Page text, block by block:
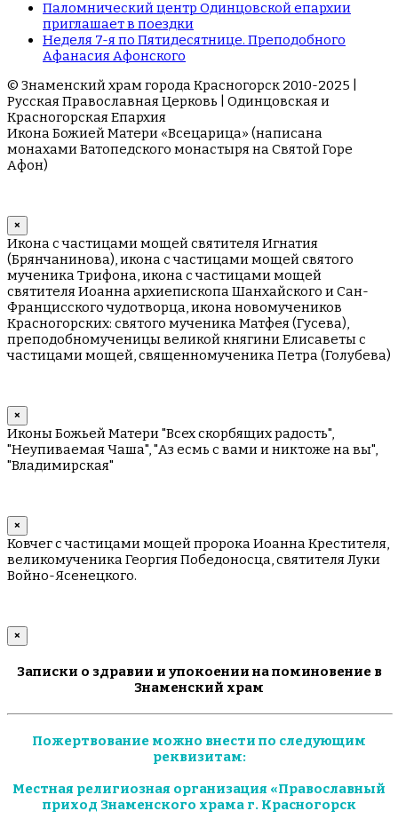
Паломнический центр Одинцовской епархии
приглашает в поездки
Неделя 7-я по Пятидесятнице. Преподобного
Афанасия Афонского
© Знаменский храм города Красногорск 2010-2025 |
Русская Православная Церковь | Одинцовская и
Красногорская Епархия
Икона Божией Матери «Всецарица» (написана
монахами Ватопедского монастыря на Cвятой Горе
Афон)
×
Икона с частицами мощей святителя Игнатия
(Брянчанинова), икона с частицами мощей святого
мученика Трифона, икона с частицами мощей
святителя Иоанна архиепископа Шанхайского и Сан-
Францисского чудотворца, икона новомучеников
Красногорских: святого мученика Матфея (Гусева),
преподобномученицы великой княгини Елисаветы с
частицами мощей, священномученика Петра (Голубева)
×
Иконы Божьей Матери "Всех скорбящих радость",
"Неупиваемая Чаша", "Аз есмь с вами и никтоже на вы",
"Владимирская"
×
Ковчег с частицами мощей пророка Иоанна Крестителя,
великомученика Георгия Победоносца, святителя Луки
Войно-Ясенецкого.
×
Записки о здравии и упокоении на поминовение в
Знаменский храм
Пожертвование можно внести по следующим
реквизитам:
Местная религиозная организация «Православный
приход Знаменского храма г. Красногорск